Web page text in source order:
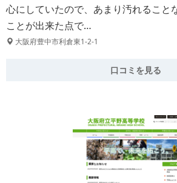
心にしていたので、あまり汚れること
ことが出来た点で…
大阪府豊中市利倉東1-2-1
口コミを見る